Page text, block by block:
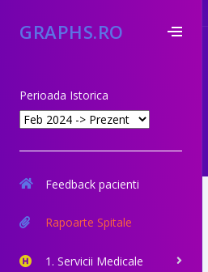
GRAPHS.RO
Perioada Istorica
Feedback pacienti
Rapoarte Spitale
1. Servicii Medicale